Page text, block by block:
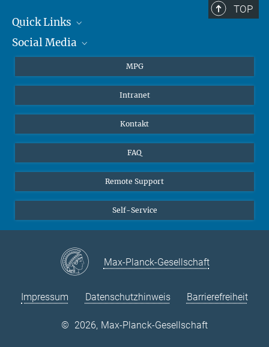
TOP
Quick Links
Journalisten
Social Media
Instagram
YouTube
MPG
Intranet
Kontakt
FAQ
Remote Support
Self-Service
Max-Planck-Gesellschaft
Impressum Datenschutzhinweis Barrierefreiheit
© 2026, Max-Planck-Gesellschaft